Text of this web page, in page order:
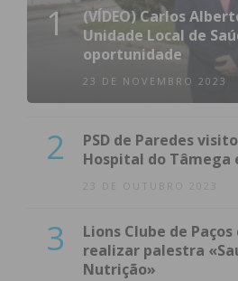
1
(VÍDEO) Carlos
Unidade Local de
oportunidade
23 DE NOVEMBRO 2023
2
PSD de Paredes
Hospital do Tâmega
23 DE OUTUBRO 2023
3
Lions Clube de
realizar palestra
Nutrição»